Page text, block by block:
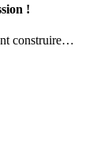
!
construire…